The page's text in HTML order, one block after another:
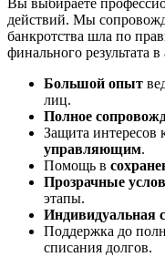
Вы выбираете
действий. Мы
банкротства шла по
финального результата
Большой опыт
лиц.
Полное
Защита интересов
управляющим.
Помощь в
Прозрачные
этапы.
Индивидуальная
Поддержка до
списания долгов.